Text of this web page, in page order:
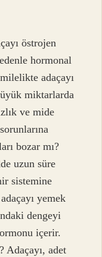
östrojen
hormonal
adaçayı
miktarlarda
ve mide
bozar mı?
uzun süre
sistemine
yemek
dengeyi
içerir.
Adaçayı, adet